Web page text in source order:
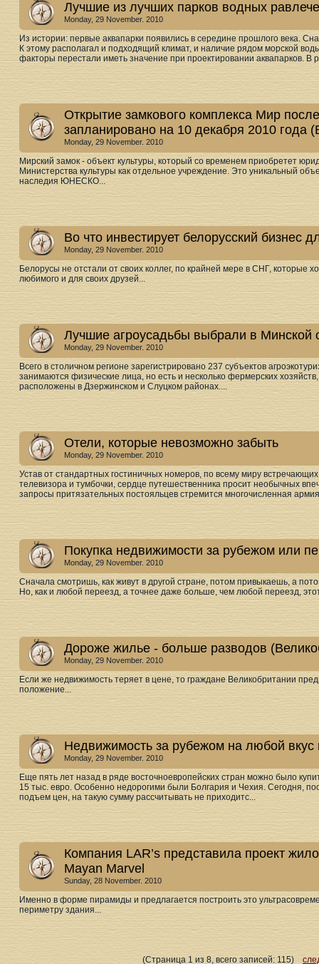
Лучшие из лучших парков водных
Monday, 29 November. 2010
Из истории: первые аквапарки появились в середине прошлого века.
К этому располагал и подходящий климат, и наличие рядом морской
факторы перестали иметь значение при проектировании аквапарков. В
Открытие замкового комплекса Мир
запланировано на 10 декабря 2010 года
Monday, 29 November. 2010
Мирский замок - объект культуры, который со временем приобретет
Министерства культуры как отдельное учреждение. Это уникальный
наследия ЮНЕСКО...
Во что инвестирует белорусский бизнес
Monday, 29 November. 2010
Белорусы не отстали от своих коллег, по крайней мере в СНГ, которые
любимого и для своих друзей...
Лучшие агроусадьбы выбрали в Минской
Monday, 29 November. 2010
Всего в столичном регионе зарегистрировано 237 субъектов
занимаются физические лица, но есть и несколько фермерских
расположены в Дзержинском и Слуцком районах....
Отели, которые невозможно забыть
Monday, 29 November. 2010
Устав от стандартных гостиничных номеров, по всему миру
телевизора и тумбочки, сердце путешественника просит необычных
запросы притязательных постояльцев стремится многочисленная
Покупка недвижимости за рубежом или
Monday, 29 November. 2010
Сначала смотришь, как живут в другой стране, потом привыкаешь, а
Но, как и любой переезд, а точнее даже больше, чем любой переезд,
Дороже жилье - больше разводов
Monday, 29 November. 2010
Если же недвижимость теряет в цене, то граждане Великобритании
положение...
Недвижимость за рубежом на любой вкус
Monday, 29 November. 2010
Еще пять лет назад в ряде восточноевропейских стран можно было
15 тыс. евро. Особенно недорогими были Болгария и Чехия. Сегодня,
подъем цен, на такую сумму рассчитывать не приходитс...
Компания LAR’s представила проект
Mayan Marvel
Sunday, 28 November. 2010
Именно в форме пирамиды и предлагается построить это
периметру здания...
(Страница 1 из 8, всего записей: 115)